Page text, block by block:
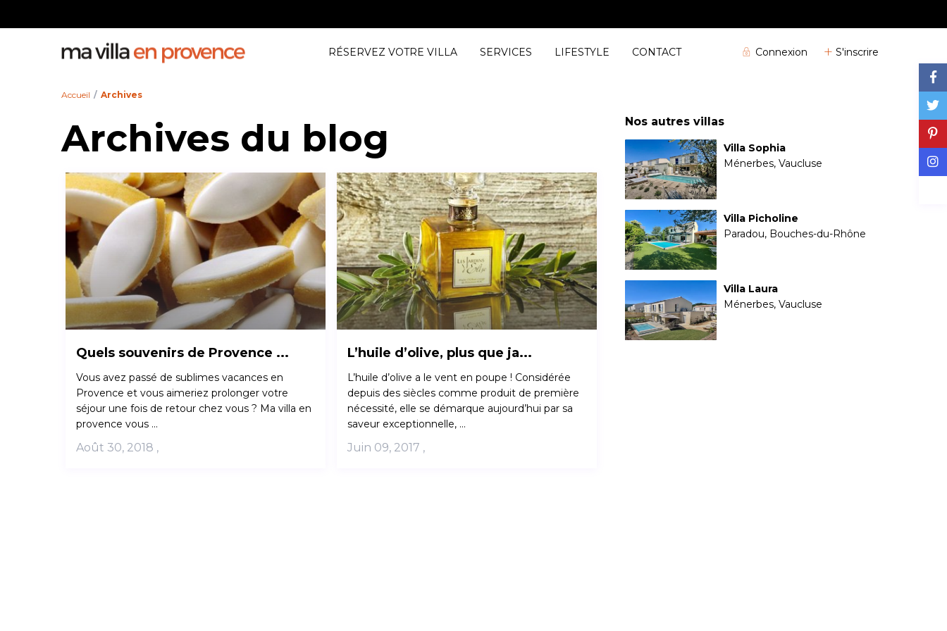
Connexion S'inscrire
RÉSERVEZ VOTRE VILLA SERVICES LIFESTYLE CONTACT
Personne
Accueil Archives
Archives du blog
Quels souvenirs de Provence ...
Vous avez passé de sublimes vacances en
Provence et vous aimeriez prolonger votre
séjour une fois de retour chez vous ? Ma villa en
provence vous ...
Août 30, 2018 ,
L’huile d’olive, plus que ja...
L’huile d’olive a le vent en poupe ! Considérée
depuis des siècles comme produit de première
nécessité, elle se démarque aujourd’hui par sa
saveur exceptionnelle, ...
Juin 09, 2017 ,
Nos autres villas
Villa Sophia
Ménerbes, Vaucluse
Villa Picholine
Paradou, Bouches-du-Rhône
Villa Laura
Ménerbes, Vaucluse